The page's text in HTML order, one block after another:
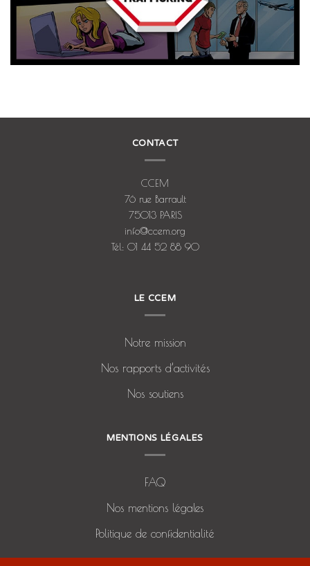
CONTACT
CCEM
76 rue Barrault
75013 PARIS
info@ccem.org
Tél: 01 44 52 88 90
LE CCEM
Notre mission
Nos rapports d’activités
Nos soutiens
MENTIONS LÉGALES
FAQ
Nos mentions légales
Politique de confidentialité